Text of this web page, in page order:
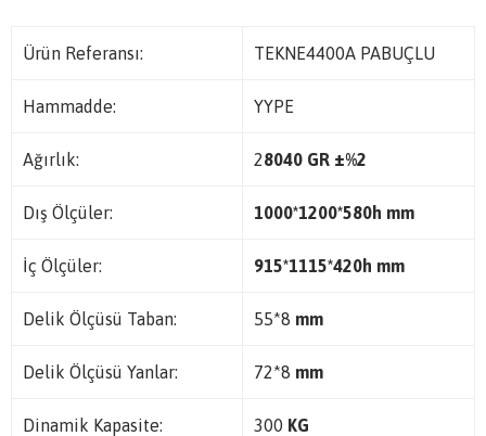
Ürün Referansı: TEKNE4400A PABUÇLU
Hammadde: YYPE
Ağırlık: 28040 GR ±%2
Dış Ölçüler: 1000*1200*580h mm
İç Ölçüler: 915*1115*420h mm
Delik Ölçüsü Taban: 55*8 mm
Delik Ölçüsü Yanlar: 72*8 mm
Dinamik Kapasite: 300 KG